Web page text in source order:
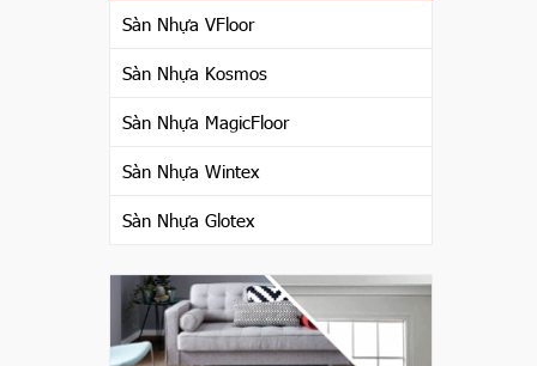
Sàn Nhựa VFloor
Sàn Nhựa Kosmos
Sàn Nhựa MagicFloor
Sàn Nhựa Wintex
Sàn Nhựa Glotex